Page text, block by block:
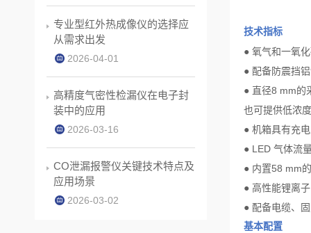
技术指标
● 氧气和一氧
● 配备防震挡
● 直径8 mm的
也可提供低浓
● 机箱具有充
● LED 气体流
● 内置58 mm
● 高性能锂离
● 配备电缆、
基本配置
专业型红外热成像仪的选择应
从需求出发
2026-04-01
高精度气密性检漏仪在电子封
装中的应用
2026-03-16
CO泄漏报警仪关键技术特点及
应用场景
2026-03-02